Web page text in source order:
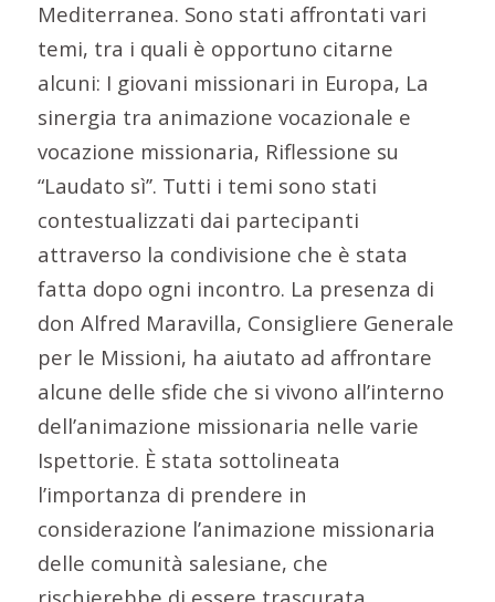
Mediterranea. Sono stati affrontati vari
temi, tra i quali è opportuno citarne
alcuni: I giovani missionari in Europa, La
sinergia tra animazione vocazionale e
vocazione missionaria, Riflessione su
“Laudato sì’’. Tutti i temi sono stati
contestualizzati dai partecipanti
attraverso la condivisione che è stata
fatta dopo ogni incontro. La presenza di
don Alfred Maravilla, Consigliere Generale
per le Missioni, ha aiutato ad affrontare
alcune delle sfide che si vivono all’interno
dell’animazione missionaria nelle varie
Ispettorie. È stata sottolineata
l’importanza di prendere in
considerazione l’animazione missionaria
delle comunità salesiane, che